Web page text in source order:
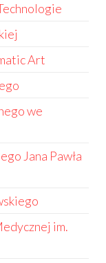
Art
we
Jana Pawła
im.